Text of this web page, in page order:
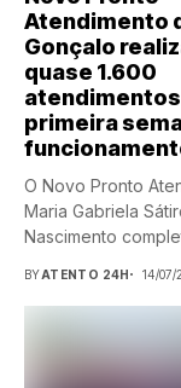
Atendimento
Gonçalo
quase 1.600
atendimentos
primeira
O Novo Pronto
Maria Gabriela
Nascimento
BYATENTO 24H 14/07/